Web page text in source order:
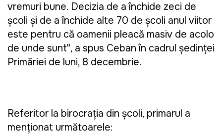
vremuri bune. Decizia de a închide zeci de
şcoli şi de a închide alte 70 de şcoli anul viitor
este pentru că oamenii pleacă masiv de acolo
de unde sunt", a spus Ceban în cadrul şedinţei
Primăriei de luni, 8 decembrie.
Referitor la birocrația din școli, primarul a
menționat următoarele: